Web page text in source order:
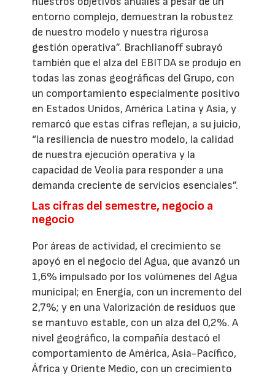
entorno complejo, demuestran la robustez
de nuestro modelo y nuestra rigurosa
gestión operativa”. Brachlianoff subrayó
también que el alza del EBITDA se produjo en
todas las zonas geográficas del Grupo, con
un comportamiento especialmente positivo
en Estados Unidos, América Latina y Asia, y
remarcó que estas cifras reflejan, a su juicio,
“la resiliencia de nuestro modelo, la calidad
de nuestra ejecución operativa y la
capacidad de Veolia para responder a una
demanda creciente de servicios esenciales”.
Las cifras del semestre, negocio a
negocio
Por áreas de actividad, el crecimiento se
apoyó en el negocio del Agua, que avanzó un
1,6% impulsado por los volúmenes del Agua
municipal; en Energía, con un incremento del
2,7%; y en una Valorización de residuos que
se mantuvo estable, con un alza del 0,2%. A
nivel geográfico, la compañía destacó el
comportamiento de América, Asia-Pacífico,
África y Oriente Medio, con un crecimiento